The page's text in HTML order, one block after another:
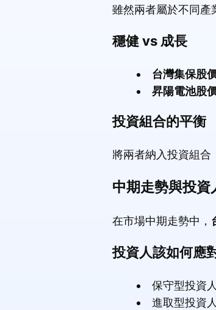
雖然兩者屬於不同產
穩健 vs 成長
台灣集保股
昇陽電池股
投資組合的平衡
將兩者納入投資組合
中期走勢與投資
在市場中期走勢中，
投資人該如何應
保守型投資
進取型投資